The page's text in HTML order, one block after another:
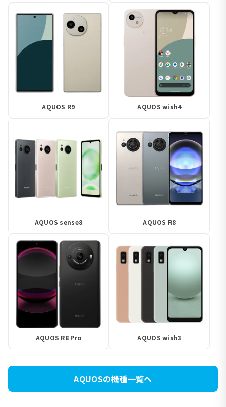
AQUOS R9 AQUOS wish4
AQUOS sense8 AQUOS R8
AQUOS R8 Pro AQUOS wish3
AQUOSの機種一覧へ